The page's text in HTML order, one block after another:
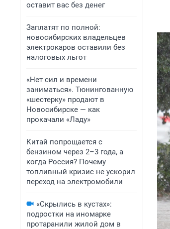
оставит вас без денег
Заплатят по полной:
новосибирских владельцев
электрокаров оставили без
налоговых льгот
«Нет сил и времени
заниматься». Тюнингованную
«шестерку» продают в
Новосибирске — как
прокачали «Ладу»
Китай попрощается с
бензином через 2–3 года, а
когда Россия? Почему
топливный кризис не ускорил
переход на электромобили
«Скрылись в кустах»:
подростки на иномарке
протаранили жилой дом в